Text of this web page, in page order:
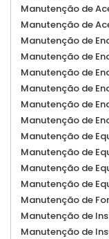
Manutenção de
Manutenção de
Manutenção de
Manutenção de
Manutenção de
Manutenção de
Manutenção de
Manutenção de
Manutenção de
Manutenção de
Manutenção de
Manutenção de
Manutenção de
Manutenção de
Manutenção de